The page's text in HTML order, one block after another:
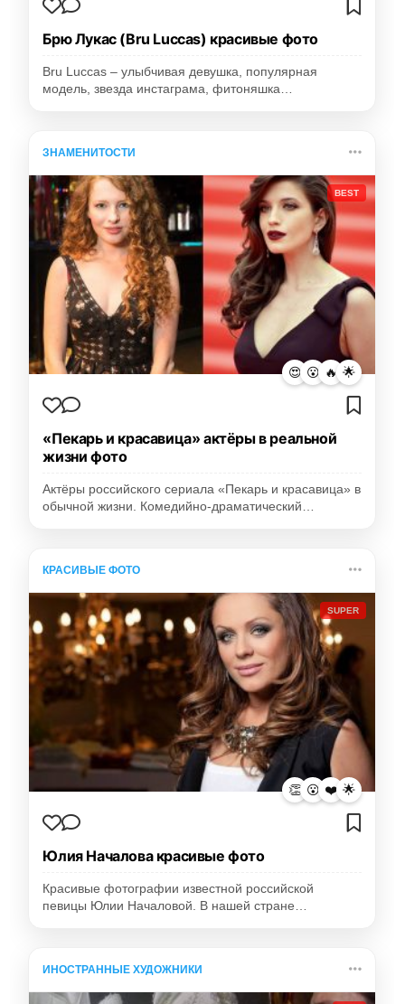
Брю Лукас (Bru Luccas) красивые фото
Bru Luccas – улыбчивая девушка, популярная
модель, звезда инстаграма, фитоняшка…
ЗНАМЕНИТОСТИ
BEST
😍 😮 🔥 🌟
«Пекарь и красавица» актёры в реальной
жизни фото
Актёры российского сериала «Пекарь и красавица» в
обычной жизни. Комедийно-драматический…
КРАСИВЫЕ ФОТО
SUPER
👏 😮 ❤️ 🌟
Юлия Началова красивые фото
Красивые фотографии известной российской
певицы Юлии Началовой. В нашей стране…
ИНОСТРАННЫЕ ХУДОЖНИКИ